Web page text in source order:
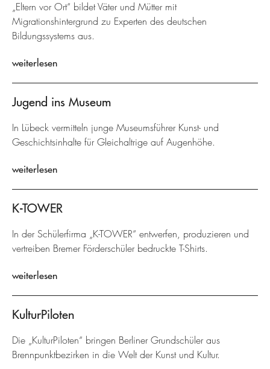
„Eltern vor Ort“ bildet Väter und Mütter mit
Migrationshintergrund zu Experten des deutschen
Bildungssystems aus.
weiterlesen
Jugend ins Museum
In Lübeck vermitteln junge Museumsführer Kunst- und
Geschichtsinhalte für Gleichaltrige auf Augenhöhe.
weiterlesen
K-TOWER
In der Schülerfirma „K-TOWER“ entwerfen, produzieren und
vertreiben Bremer Förderschüler bedruckte T-Shirts.
weiterlesen
KulturPiloten
Die „KulturPiloten“ bringen Berliner Grundschüler aus
Brennpunktbezirken in die Welt der Kunst und Kultur.